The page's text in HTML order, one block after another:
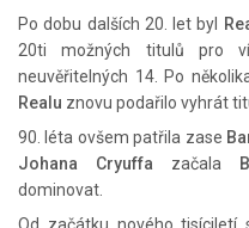
Po dobu dalších 20. let byl
20ti možných titulů pro
neuvěřitelných 14. Po
Realu znovu podařilo vyhrát
90. léta ovšem patřila zase
Johana Cryuffa začala
dominovat.